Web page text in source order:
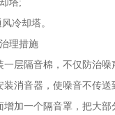
冷却塔。
理措施
层隔音棉，不仅防治噪
消音器，使噪音不传送
加一个隔音罩，把大部